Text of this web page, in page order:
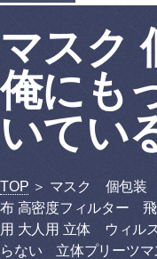
マスク
俺にも
いてい
TOP ＞ マスク 個包
布 高密度フィルター
用 大人用 立体 ウィル
らない 立体プリーツマ